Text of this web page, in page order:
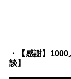
・【感謝】
談】